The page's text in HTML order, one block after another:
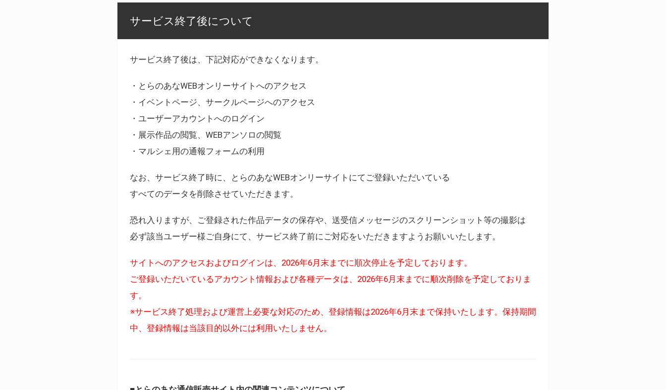
サービス終了後について
サービス終了後は、下記対応ができなくなります。
・とらのあなWEBオンリーサイトへのアクセス
・イベントページ、サークルページへのアクセス
・ユーザーアカウントへのログイン
・展示作品の閲覧、WEBアンソロの閲覧
・マルシェ用の通報フォームの利用
なお、サービス終了時に、とらのあなWEBオンリーサイトにてご登録いただいている
すべてのデータを削除させていただきます。
恐れ入りますが、ご登録された作品データの保存や、送受信メッセージのスクリーンショット等の撮影は
必ず該当ユーザー様ご自身にて、サービス終了前にご対応をいただきますようお願いいたします。
サイトへのアクセスおよびログインは、2026年6月末までに順次停止を予定しております。
ご登録いただいているアカウント情報および各種データは、2026年6月末までに順次削除を予定しておりま
す。
※サービス終了処理および運営上必要な対応のため、登録情報は2026年6月末まで保持いたします。保持期間
中、登録情報は当該目的以外には利用いたしません。